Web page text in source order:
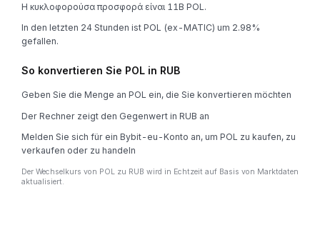
Η κυκλοφορούσα προσφορά είναι 11B POL.
In den letzten 24 Stunden ist POL (ex-MATIC) um 2.98%
gefallen.
So konvertieren Sie POL in RUB
Geben Sie die Menge an POL ein, die Sie konvertieren möchten
Der Rechner zeigt den Gegenwert in RUB an
Melden Sie sich für ein Bybit-eu-Konto an, um POL zu kaufen, zu
verkaufen oder zu handeln
Der Wechselkurs von POL zu RUB wird in Echtzeit auf Basis von Marktdaten
aktualisiert.